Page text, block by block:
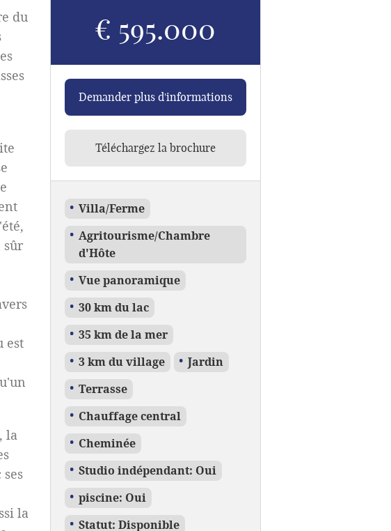
€ 595.000
Demander plus d'informations
Téléchargez la brochure
Villa/Ferme
Agritourisme/Chambre
d'Hôte
Vue panoramique
30 km du lac
35 km de la mer
3 km du village Jardin
Terrasse
Chauffage central
Cheminée
Studio indépendant: Oui
piscine: Oui
Statut: Disponible
du
sûr
est
la
la